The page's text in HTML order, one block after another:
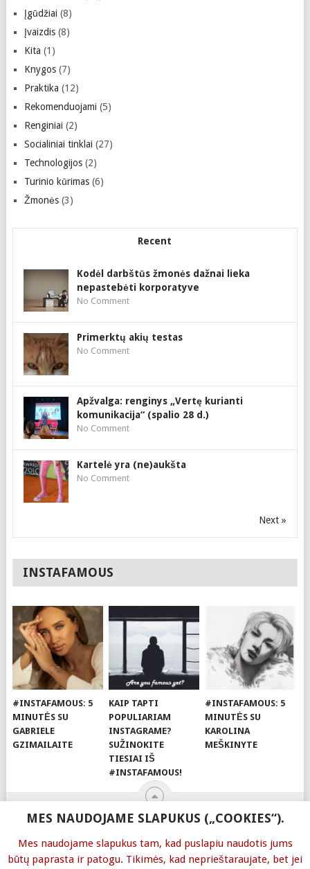
Įgūdžiai (8)
Įvaizdis(8)
Kita (1)
Knygos(7)
Praktika (12)
Rekomenduojami (5)
Renginiai (2)
Socialiniai tinklai (27)
Technologijos(2)
Turinio kūrimas(6)
Žmonės(3)
Recent
Kodėl darbštūs žmonės dažnai lieka
nepastebėti korporatyve
No Comment
Primerktų akių testas
No Comment
Apžvalga: renginys „Vertę kurianti
komunikacija“ (spalio 28 d.)
No Comment
Kartelė yra (ne)aukšta
No Comment
Next »
INSTAFAMOUS
#INSTAFAMOUS: 5
MINUTĖS SU
GABRIELE
GZIMAILAITE
KAIP TAPTI
POPULIARIAM
INSTAGRAME?
SUŽINOKITE
TIESIAI IŠ
#INSTAFAMOUS!
#INSTAFAMOUS: 5
MINUTĖS SU
KAROLINA
MEŠKINYTE
© 2026 COMMA
MES NAUDOJAME SLAPUKUS („COOKIES“).
Mes naudojame slapukus tam, kad puslapiu naudotis jums
būtų paprasta ir patogu. Tikimės, kad neprieštaraujate, bet jei